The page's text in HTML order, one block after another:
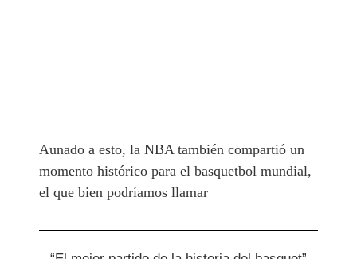
Aunado a esto, la NBA también compartió un
momento histórico para el basquetbol mundial,
el que bien podríamos llamar